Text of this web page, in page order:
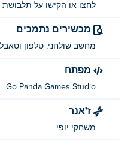
לחצו או הקישו על תלבושת
מכשירים נתמכים
מחשב שולחני, טלפון
מפתח
Go Panda Games Studio
ז'אנר
משחקי יופי